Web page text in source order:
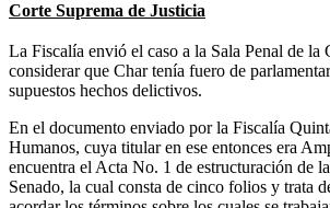
Corte Suprema de Justicia
La Fiscalía envió el caso a la Sala Penal de la
considerar que Char tenía fuero de
supuestos hechos delictivos.
En el documento enviado por la Fiscalía
Humanos, cuya titular en ese entonces era
encuentra el Acta No. 1 de estructuración de
Senado, la cual consta de cinco folios y trata